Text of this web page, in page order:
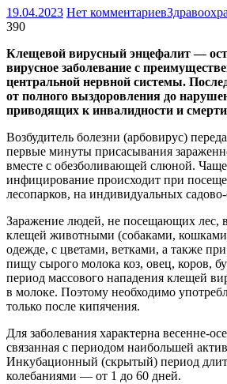
19.04.2023 Нет комментариев
390
Клещевой вирусный энцефалит —
вирусное заболевание с
центральной нервной системы.
от полного выздоровления до
приводящих к инвалидности и
Возбудитель болезни (арбовирус)
первые минуты присасывания
вместе с обезболивающей слюной. Чаще
инфицирование происходит при
лесопарков, на индивидуальных
Заражение людей, не посещающих лес,
клещей животными (собаками,
одежде, с цветами, ветками, а также
пищу сырого молока коз, овец, коров,
период массового нападения клещей
в молоке. Поэтому необходимо
только после кипячения.
Для заболевания характерна весенне-
связанная с периодом наибольшей
Инкубационный (скрытый) период
колебаниями — от 1 до 60 дней.